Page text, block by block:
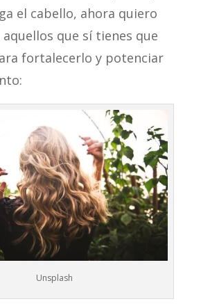
el cabello, ahora quiero
que sí tienes que
fortalecerlo y potenciar
Unsplash